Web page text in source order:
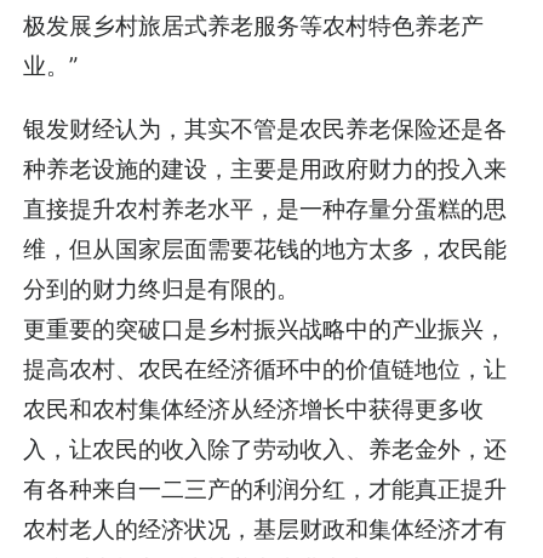
极发展乡村旅居式养老服务等农村特色养老产
业。”
银发财经认为，其实不管是农民养老保险还是各
种养老设施的建设，主要是用政府财力的投入来
直接提升农村养老水平，是一种存量分蛋糕的思
维，但从国家层面需要花钱的地方太多，农民能
分到的财力终归是有限的。
更重要的突破口是乡村振兴战略中的产业振兴，
提高农村、农民在经济循环中的价值链地位，让
农民和农村集体经济从经济增长中获得更多收
入，让农民的收入除了劳动收入、养老金外，还
有各种来自一二三产的利润分红，才能真正提升
农村老人的经济状况，基层财政和集体经济才有